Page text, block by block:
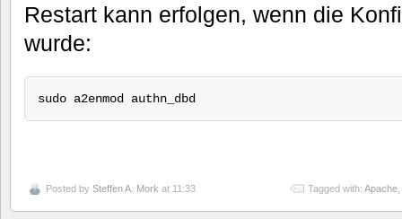
Restart kann erfolgen, wenn die
wurde:
sudo a2enmod authn_dbd
Posted by Steffen A. Mork at 11:33 Tagged with: Apache